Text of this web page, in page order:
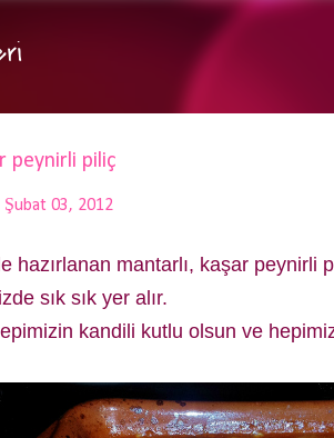
peynirli piliç
Şubat 03, 2012
hazırlanan mantarlı, kaşar
sık sık yer alır.
kandili kutlu olsun ve